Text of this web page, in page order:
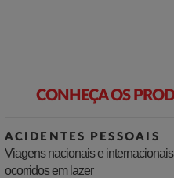
CONHEÇA OS
ACIDENTES PESSOAIS
Viagens nacionais e
ocorridos em lazer